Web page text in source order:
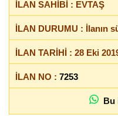
İLAN SAHİBİ : EVTAŞ
İLAN DURUMU : İlanın
İLAN TARİHİ : 28 Eki
İLAN NO : 7253
Bu